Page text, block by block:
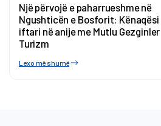
Një përvojë e paharrueshme në
Ngushticën e Bosforit: Kënaqësi
iftari në anije me Mutlu Gezginler
Turizm
Lexo më shumë